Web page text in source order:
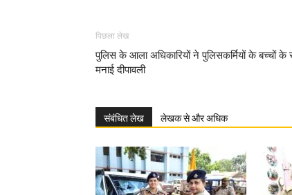
पिछला लेख
पुलिस के आला अधिकारियों ने पुलिसकर्मियों के बच्चों के
मनाई दीपावली
संबंधित लेख लेखक से और अधिक